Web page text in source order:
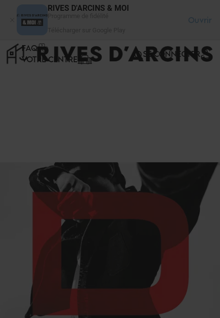
RIVES D'ARCINS & MOI
Ouvrir
FAQ
VOTRE CENTRE
SE CONNECTER
Panneau de gestion des cookies